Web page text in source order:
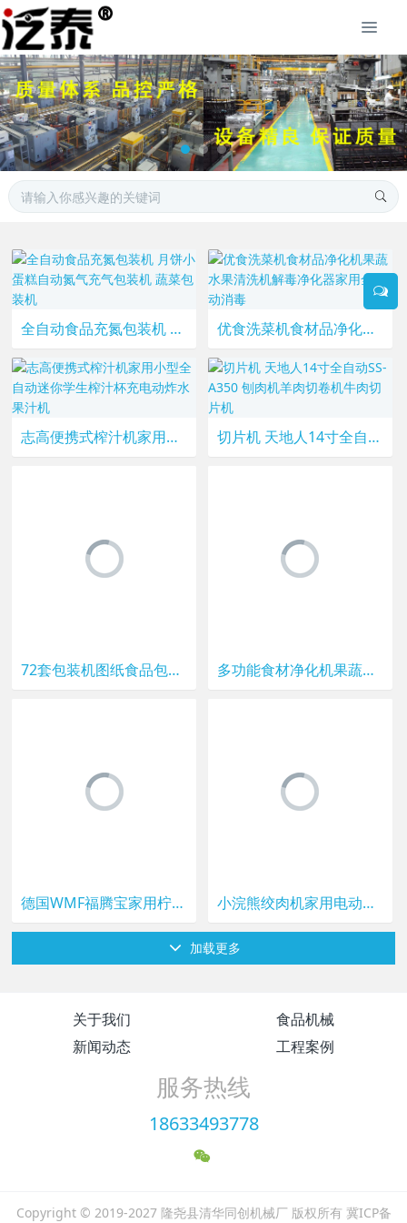
全自动食品充氮包装机 月饼小蛋糕自动氮气充气包装机 蔬菜包装机 优食洗菜机食材品净化机果蔬水果清洗机解毒净化器家用全自动消毒
志高便携式榨汁机家用小型全自动迷你学生榨汁杯充电动炸水果汁机 切片机 天地人14寸全自动SS-A350 刨肉机羊肉切卷机牛肉切片机
72套包装机图纸食品包装机图纸立式枕式包装机图纸定量粉末包装机 多功能食材净化机果蔬消毒清洗机家用智能洗菜解毒器零噪音斯耐奇
德国WMF福腾宝家用柠檬橙子榨汁器挤压迷你压橙汁器手动榨汁机 小浣熊绞肉机家用电动小型饺子馅肉沫肉泥缴切菜打剁辣椒搅蒜神器
加载更多
关于我们
食品机械
新闻动态
工程案例
服务热线
18633493778
Copyright © 2019-2027 隆尧县清华同创机械厂 版权所有 冀ICP备